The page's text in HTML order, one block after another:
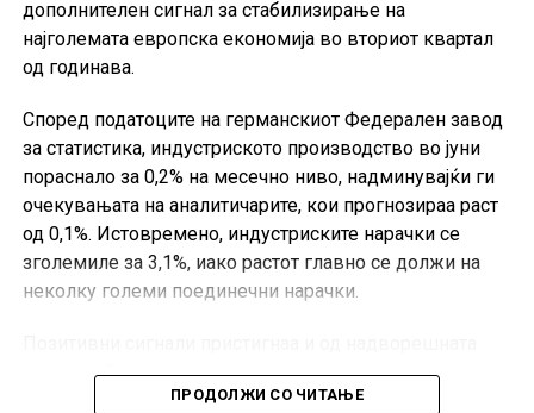
Целта на новиот систем, според Министерството за
финансии, е одлуките за капиталните проекти над пет
посистематски начин, а идните буџети полесно да се
планираат.
дополнителен сигнал за стабилизирање на
најголемата европска економија во вториот квартал
од годинава.
Според податоците на германскиот Федерален завод
за статистика, индустриското производство во јуни
пораснало за 0,2% на месечно ниво, надминувајќи ги
очекувањата на аналитичарите, кои прогнозираа раст
од 0,1%. Истовремено, индустриските нарачки се
зголемиле за 3,1%, иако растот главно се должи на
неколку големи поединечни нарачки.
трговија. Германскиот извоз во јуни се зголемил за
0,9% во однос на претходниот месец, значително над
ПРОДОЛЖИ СО ЧИТАЊЕ